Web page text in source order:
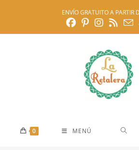
ENVÍO GRATUITO A PARTIR
0 MENÚ